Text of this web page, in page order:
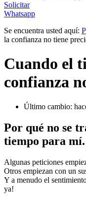
Solicitar
Whatsapp
Se encuentra usted aquí:
la confianza no tiene
Cuando el
confianza
Último cambio:
Por qué no se
tiempo para mí.
Algunas peticiones
Otros empiezan con un
Y a menudo el
ya!